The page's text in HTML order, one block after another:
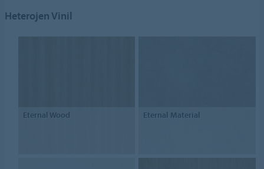
Heterojen Vinil
Eternal Wood Eternal Material